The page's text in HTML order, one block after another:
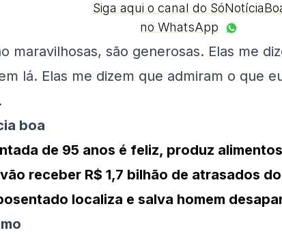
Siga aqui o canal do
no WhatsApp
maravilhosas, são generosas. Elas me
lá. Elas me dizem que admiram o que
boa
de 95 anos é feliz, produz
receber R$ 1,7 bilhão de atrasados
localiza e salva homem